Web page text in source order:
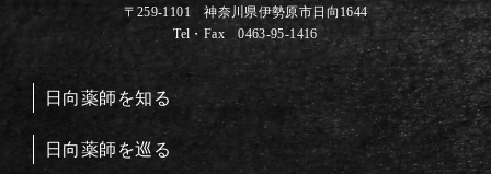
〒259-1101 神奈川県伊勢原市日向1644
Tel・Fax 0463-95-1416
日向薬師を知る
日向薬師を巡る